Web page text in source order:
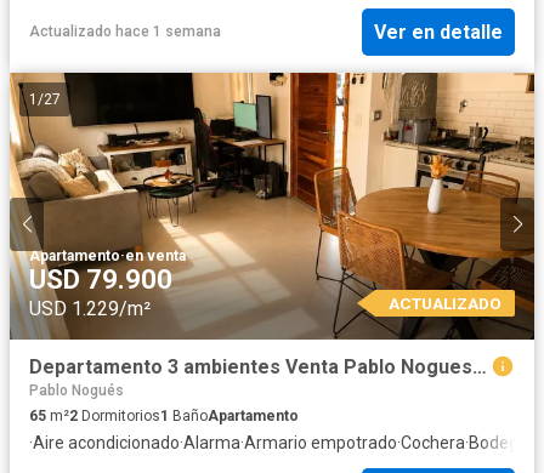
Actualizado hace 1 semana Ver en detalle
1 /27
Apartamento·en venta
USD 79.900
USD 1.229/m² ACTUALIZADO
Departamento 3 ambientes Venta Pablo Nogues 2 cocheras 2 bauleras Buen Patio Oportunidad
Pablo Nogués
65 m²2 Dormitorios1 BañoApartamento
·Aire acondicionado·Alarma·Armario empotrado·Cochera·Bodega